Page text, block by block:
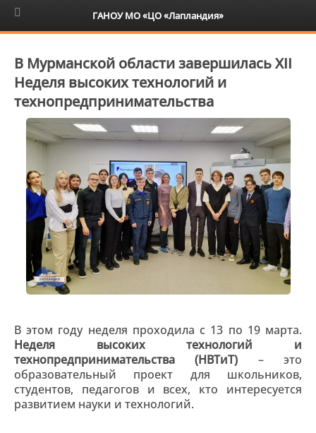
6+
В Мурманской области завершилась XII
Неделя высоких технологий и
технопредпринимательства
В этом году неделя проходила с 13 по 19 марта.
Неделя высоких технологий и
технопредпринимательства (НВТиТ) – это
образовательный проект для школьников,
студентов, педагогов и всех, кто интересуется
развитием науки и технологий.
ГАНОУ МО «ЦО «Лапландия»